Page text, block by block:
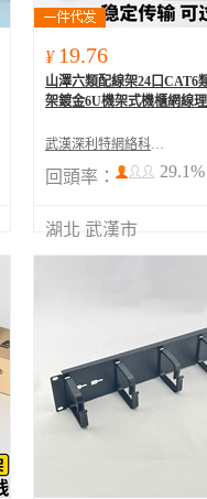
¥ 19.76
山澤六類配線架24口CAT6
架鍍金6U機架式機櫃網線
武漢深利特網絡科技有限公司
回頭率： 29.1%
湖北 武漢市